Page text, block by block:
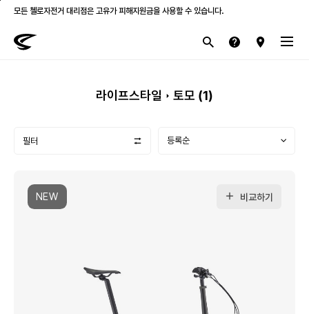
모든 첼로자전거 대리점은 고유가 피해지원금을 사용할 수 있습니다.
첼로 전 제품 삼성카드 / KB국민카드 12개월 무이자 할부 행사를 진행하고 있습니다.
라이프스타일 토모 (1)
필터
NEW 비교하기